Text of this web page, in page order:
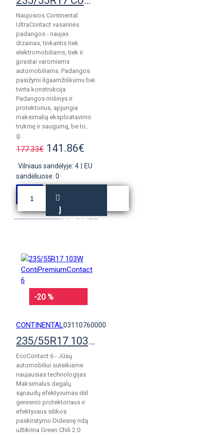
Naujosios Continental
UltraContact vasarinės
padangos - naujas
dizainas, tinkantis tiek
elektromobiliams, tiek ir
įprastai varomiems
automobiliams. Padangos
pasižymi ilgaamžiškumu bei
tvirta konstrukcija.
Padangos mišinys ir
protektorius, apjungia
maksimalią eksploatavimo
trukmę ir saugumą, be to,
g..
177.33€ 141.86€
Vilniaus sandėlyje: 4
EU
sandėliuose: 0
Į
KREPŠELĮ
-20 %
CONTINENTAL03110760000
235/55R17 103W ContiPremiumContact 6
EcoContact 6 - Jūsų
automobiliui suteikiame
naujausias technologijas
Maksimalus degalų
sąnaudų efektyvumas dėl
geresnio protektoriaus ir
efektyvaus silikos
paskirstymo Didesnę ridą
užtikrina Green Chili 2.0